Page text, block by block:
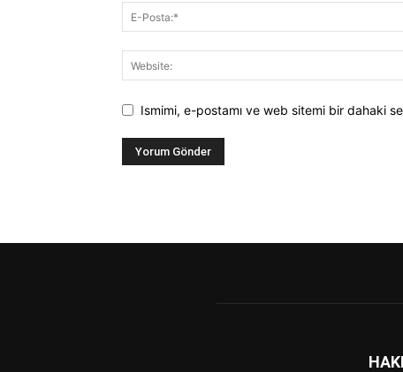
Ismimi, e-postamı ve web sitemi bir dahaki